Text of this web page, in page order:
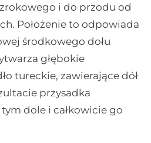
i do przodu od
Położenie to odpowiada
środkowego dołu
głębokie
tureckie, zawierające dół
przysadka
tym dole i całkowicie go